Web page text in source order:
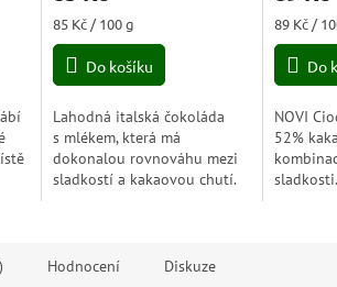
5,0
5
Měrná
cena:
85 Kč / 100 g
Do košíku
Lahodná italská čokoláda
s mlékem, která má
dokonalou rovnováhu mezi
sladkostí a kakaovou chutí.
5,0
5
Měrná
cena:
89 Kč /
Do
NOVI
52%
Hodnocení Diskuze